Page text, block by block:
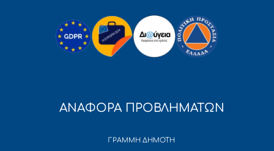
ΑΝΑΦΟΡΑ ΠΡΟΒΛΗΜΑΤΩΝ
ΓΡΑΜΜΗ ΔΗΜΟΤΗ